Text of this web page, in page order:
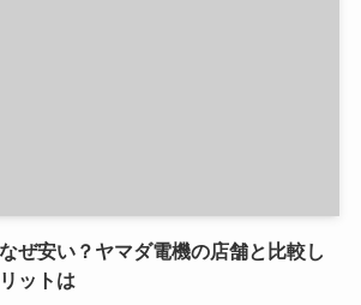
ぜ安い？ヤマダ電機の店舗と比較し
ットは